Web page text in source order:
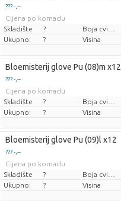
??? -,--
Cijena po komadu
Skladište
?
Ukupno:
? Visina
Bloemisterij glove Pu (08)m x12
??? -,--
Cijena po komadu
Skladište
?
Ukupno:
? Visina
Bloemisterij glove Pu (09)l x12
??? -,--
Cijena po komadu
Skladište
?
Ukupno:
? Visina